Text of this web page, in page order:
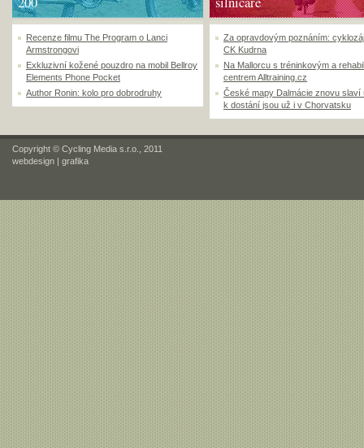
Recenze filmu The Program o Lanci
Armstrongovi
Exkluzivní kožené pouzdro na mobil Bellroy
Elements Phone Pocket
Author Ronin: kolo pro dobrodruhy
Za opravdovým poznáním:
CK Kudrna
Na Mallorcu s tréninkovým a
centrem Alltraining.cz
České mapy Dalmácie znovu slaví
k dostání jsou už i v Chorvatsku
Copyright © Cycling Media s.r.o., 2011
webdesign | grafika